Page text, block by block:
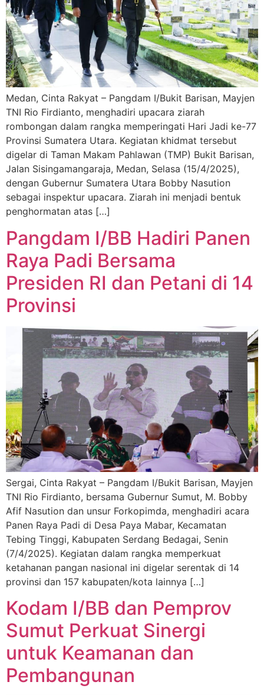
Medan, Cinta Rakyat – Pangdam I/Bukit Barisan, Mayjen
TNI Rio Firdianto, menghadiri upacara ziarah
rombongan dalam rangka memperingati Hari Jadi ke-77
Provinsi Sumatera Utara. Kegiatan khidmat tersebut
digelar di Taman Makam Pahlawan (TMP) Bukit Barisan,
Jalan Sisingamangaraja, Medan, Selasa (15/4/2025),
dengan Gubernur Sumatera Utara Bobby Nasution
sebagai inspektur upacara. Ziarah ini menjadi bentuk
penghormatan atas […]
Pangdam I/BB Hadiri Panen
Raya Padi Bersama
Presiden RI dan Petani di 14
Provinsi
Sergai, Cinta Rakyat – Pangdam I/Bukit Barisan, Mayjen
TNI Rio Firdianto, bersama Gubernur Sumut, M. Bobby
Afif Nasution dan unsur Forkopimda, menghadiri acara
Panen Raya Padi di Desa Paya Mabar, Kecamatan
Tebing Tinggi, Kabupaten Serdang Bedagai, Senin
(7/4/2025). Kegiatan dalam rangka memperkuat
ketahanan pangan nasional ini digelar serentak di 14
provinsi dan 157 kabupaten/kota lainnya […]
Kodam I/BB dan Pemprov
Sumut Perkuat Sinergi
untuk Keamanan dan
Pembangunan